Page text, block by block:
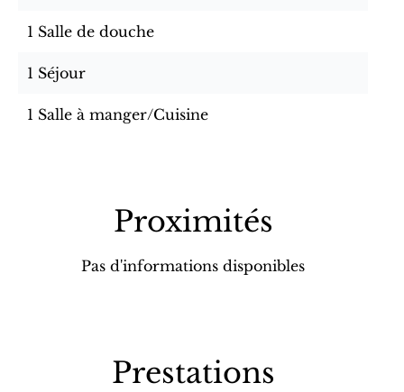
1 Salle de douche
1 Séjour
1 Salle à manger/Cuisine
Proximités
Pas d'informations disponibles
Prestations